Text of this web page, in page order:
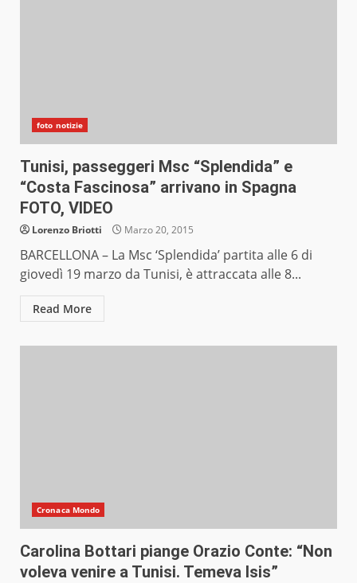
foto notizie
Tunisi, passeggeri Msc “Splendida” e
“Costa Fascinosa” arrivano in Spagna
FOTO, VIDEO
Lorenzo Briotti Marzo 20, 2015
BARCELLONA – La Msc ‘Splendida’ partita alle 6 di
giovedì 19 marzo da Tunisi, è attraccata alle 8...
Read More
Cronaca Mondo
Carolina Bottari piange Orazio Conte: “Non
voleva venire a Tunisi. Temeva Isis”